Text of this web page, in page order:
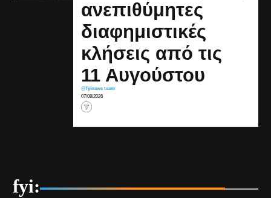
ανεπιθύμητες
διαφημιστικές
κλήσεις από τις
11 Αυγούστου
@fyinews team
07/08/2026
fyi: